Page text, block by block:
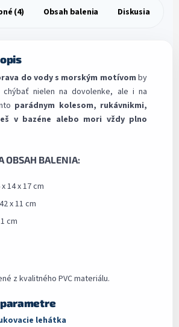
(4) Obsah balenia Diskusia
do vody s morským motívom by
nielen na dovolenke, ale i na
parádnym kolesom, rukávnikmi,
v bazéne alebo mori vždy plno
OBSAH BALENIA:
14 x 17 cm
x 11 cm
cm
z kvalitného PVC materiálu.
lehátka